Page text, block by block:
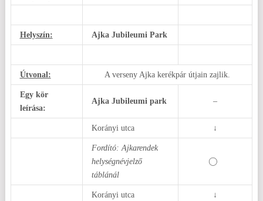
Helyszín: Ajka Jubileumi Park
Útvonal: A verseny Ajka kerékpár útjain zajlik.
Egy kör
leírása:
Ajka Jubileumi park –
Korányi utca ↓
Fordító: Ajkarendek
helységnévjelző
táblánál
Korányi utca ↓